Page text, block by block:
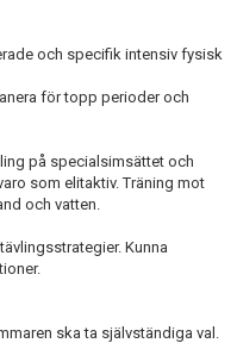
och specifik intensiv fysisk
för topp perioder och
på specialsimsättet och
som elitaktiv. Träning mot
och vatten.
Kunna
ska ta självständiga val.